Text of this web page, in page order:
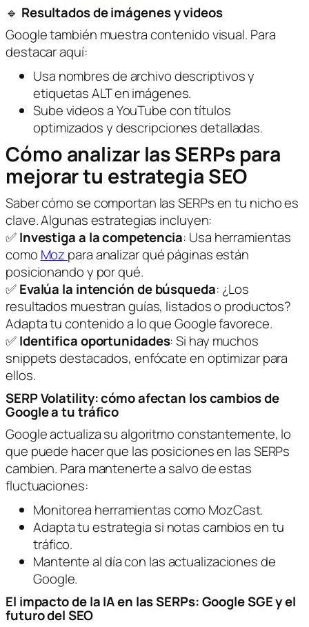
🔹 Resultados de imágenes y videos
Google también muestra contenido visual. Para
destacar aquí:
Usa nombres de archivo descriptivos y
etiquetas ALT en imágenes.
Sube videos a YouTube con títulos
optimizados y descripciones detalladas.
Cómo analizar las SERPs para
mejorar tu estrategia SEO
Saber cómo se comportan las SERPs en tu nicho es
clave. Algunas estrategias incluyen:
✅Investiga a la competencia: Usa herramientas
como Moz para analizar qué páginas están
posicionando y por qué.
✅Evalúa la intención de búsqueda: ¿Los
resultados muestran guías, listados o productos?
Adapta tu contenido a lo que Google favorece.
✅Identifica oportunidades: Si hay muchos
snippets destacados, enfócate en optimizar para
ellos.
SERP Volatility: cómo afectan los cambios de
Google a tu tráfico
Google actualiza su algoritmo constantemente, lo
que puede hacer que las posiciones en las SERPs
cambien. Para mantenerte a salvo de estas
fluctuaciones:
Monitorea herramientas como MozCast.
Adapta tu estrategia si notas cambios en tu
tráfico.
Mantente al día con las actualizaciones de
Google.
El impacto de la IA en las SERPs: Google SGE y el
futuro del SEO